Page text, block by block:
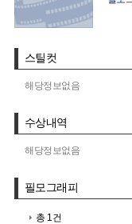
스틸컷
해당정보없음
수상내역
해당정보없음
필모그래피
총 1건